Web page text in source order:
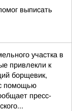
выписать
участка в
привлекли к
борщевик,
помощью
пресс-